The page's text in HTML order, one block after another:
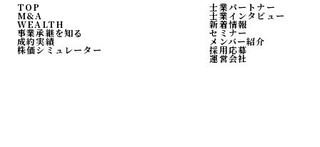
TOP
M&A
WEALTH
事業承継を知る
成約実績
株価シミュレーター
士業パートナー
士業インタビュー
新着情報
セミナー
メンバー紹介
採用応募
運営会社